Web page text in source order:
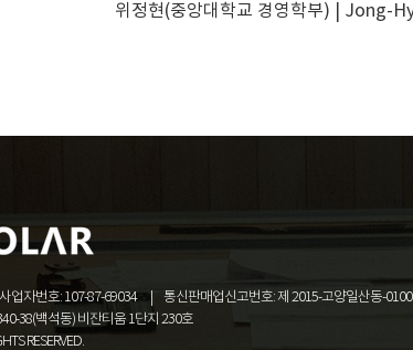
위정현(중앙대학교 경영학부) | Jong-
사업자번호: 107-87-69034 통신판매업신고번호: 제 2015-고양일산동-
38(백석동) 비잔티움 1단지 230호
RESERVED.